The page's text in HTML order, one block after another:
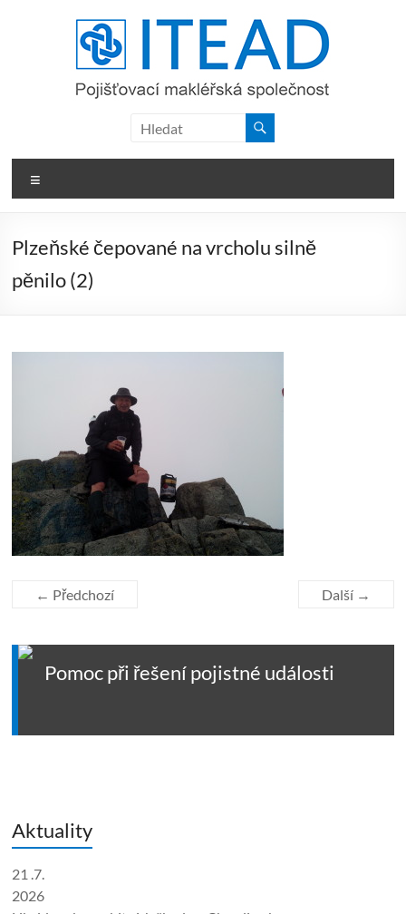
a.s.
Plzeňské čepované na vrcholu silně
pěnilo (2)
← Předchozí Další →
Pomoc při řešení pojistné události
Aktuality
21 .7.
2026